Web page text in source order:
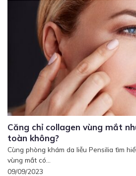
Căng chỉ collagen vùng mắt
toàn không?
Cùng phòng khám da liễu Pensilia tìm
vùng mắt có...
09/09/2023